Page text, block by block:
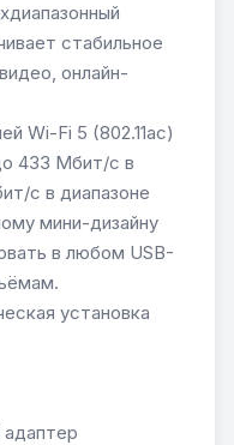
стабильное
онлайн-
Wi-Fi 5 (802.11ac)
433 Мбит/с в
с в диапазоне
мини-дизайну
в любом USB-
установка
адаптер